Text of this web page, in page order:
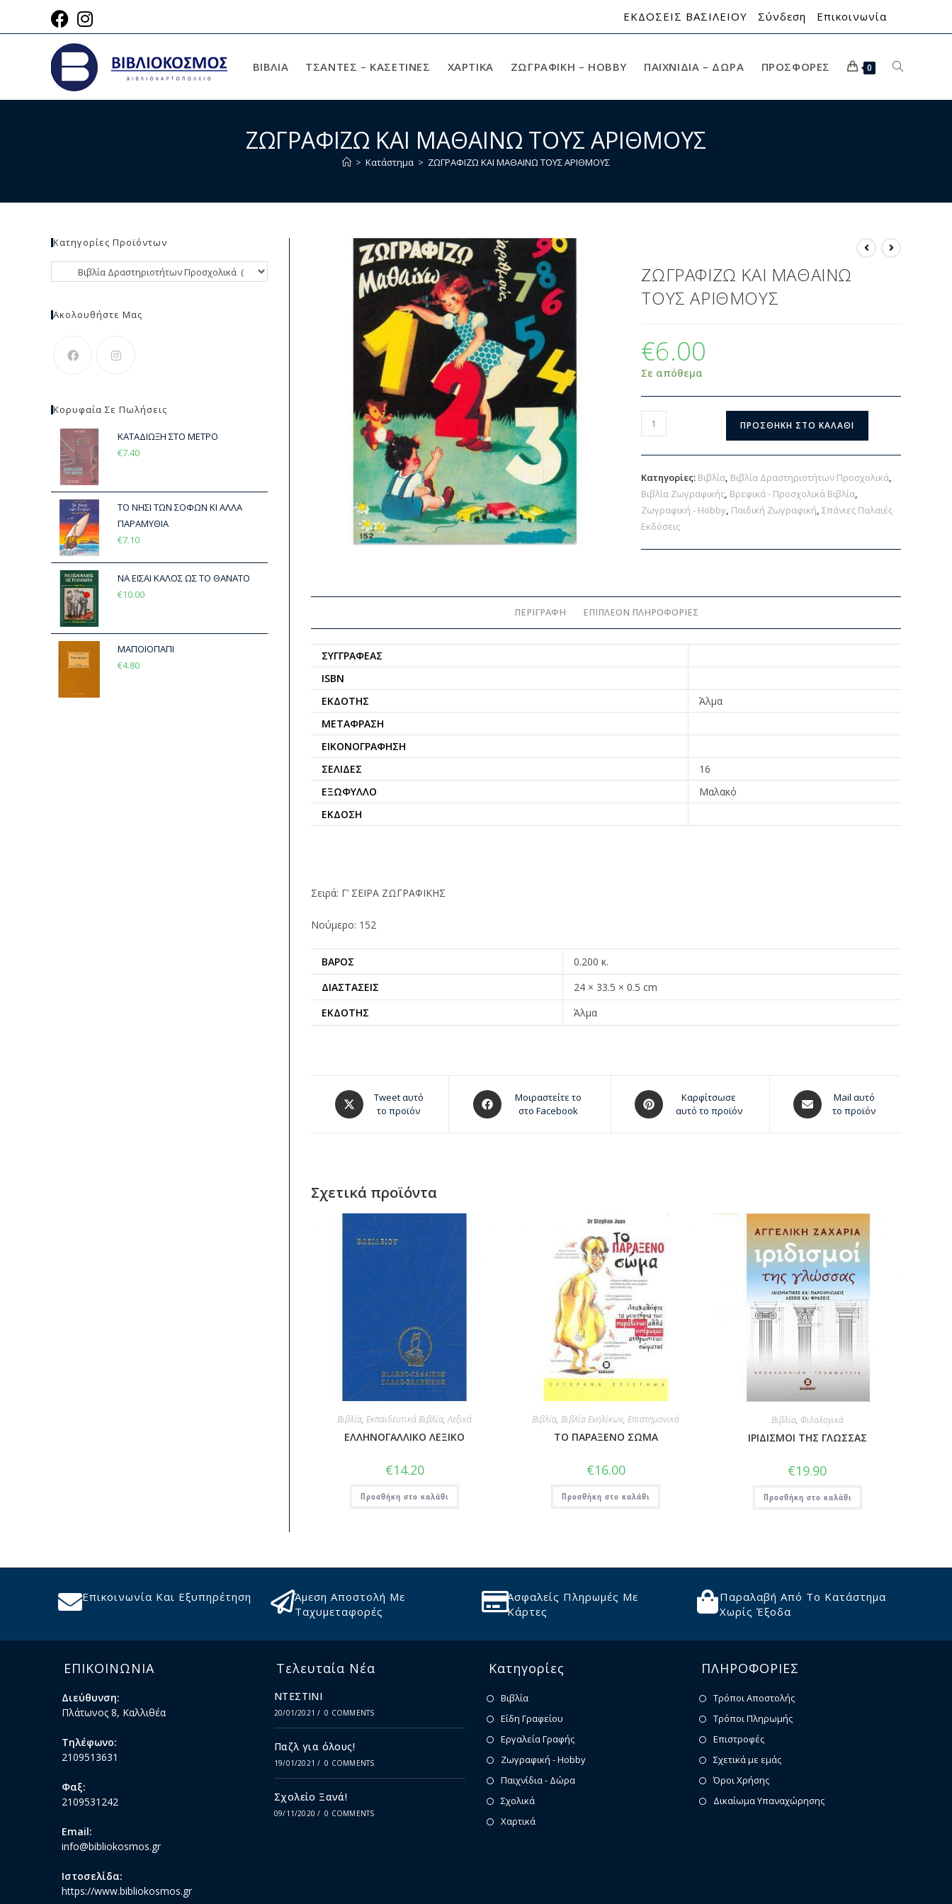
ΕΚΔΟΣΕΙΣ ΒΑΣΙΛΕΙΟΥ Σύνδεση Επικοινωνία
ΒΙΒΛΙΑ ΤΣΑΝΤΕΣ – ΚΑΣΕΤΙΝΕΣ ΧΑΡΤΙΚΆ ΖΩΓΡΑΦΙΚΉ – HOBBY ΠΑΙΧΝΊΔΙΑ – ΔΏΡΑ ΠΡΟΣΦΟΡΈΣ 0
ΖΩΓΡΑΦΙΖΩ ΚΑΙ ΜΑΘΑΙΝΩ ΤΟΥΣ ΑΡΙΘΜΟΥΣ
> Κατάστημα > ΖΩΓΡΑΦΙΖΩ ΚΑΙ ΜΑΘΑΙΝΩ ΤΟΥΣ ΑΡΙΘΜΟΥΣ
ΖΩΓΡΑΦΙΖΩ ΚΑΙ ΜΑΘΑΙΝΩ
ΤΟΥΣ ΑΡΙΘΜΟΥΣ
€6.00
Σε απόθεμα
ΠΡΟΣΘΉΚΗ ΣΤΟ ΚΑΛΆΘΙ
Κατηγορίες: Βιβλία, Βιβλία Δραστηριοτήτων Προσχολικά,
Βιβλία Ζωγραφικής, Βρεφικά - Προσχολικά Βιβλία,
Ζωγραφική - Hobby, Παιδική Ζωγραφική,Σπάνιες Παλαιές
Εκδόσεις
ΠΕΡΙΓΡΑΦΉ ΕΠΙΠΛΈΟΝ ΠΛΗΡΟΦΟΡΊΕΣ
ΣΥΓΓΡΑΦΈΑΣ
ISBN
ΕΚΔΌΤΗΣ
Άλμα
ΜΕΤΆΦΡΑΣΗ
ΕΙΚΟΝΟΓΡΆΦΗΣΗ
ΣΕΛΊΔΕΣ
16
ΕΞΏΦΥΛΛΟ
Μαλακό
ΈΚΔΟΣΗ
Σειρά: Γ’ ΣΕΙΡΑ ΖΩΓΡΑΦΙΚΗΣ
Νούμερο: 152
ΒΆΡΟΣ
0.200 κ.
ΔΙΑΣΤΆΣΕΙΣ
24 × 33.5 × 0.5 cm
ΕΚΔΌΤΗΣ
Άλμα
Tweet αυτό
το προϊόν
Μοιραστείτε το
στο Facebook
Καρφίτσωσε
αυτό το προϊόν
Mail αυτό
το προϊόν
Σχετικά προϊόντα
Βιβλία,Εκπαιδευτικά Βιβλία,Λεξικά
ΕΛΛΗΝΟΓΑΛΛΙΚΟ ΛΕΞΙΚΟ
€14.20
Προσθήκη στο καλάθι
Βιβλία,Βιβλία Ενηλίκων,Επιστημονικά
ΤΟ ΠΑΡΑΞΕΝΟ ΣΩΜΑ
€16.00
Προσθήκη στο καλάθι
Βιβλία, Φιλολογικά
ΙΡΙΔΙΣΜΟΙ ΤΗΣ ΓΛΩΣΣΑΣ
€19.90
Προσθήκη στο καλάθι
Κατηγορίες Προϊόντων
Ακολουθήστε Μας
Κορυφαία Σε Πωλήσεις
ΚΑΤΑΔΙΩΞΗ ΣΤΟ ΜΕΤΡΟ
€7.40
ΤΟ ΝΗΣΙ ΤΩΝ ΣΟΦΩΝ ΚΙ ΑΛΛΑ
ΠΑΡΑΜΥΘΙΑ
€7.10
ΝΑ ΕΙΣΑΙ ΚΑΛΟΣ ΩΣ ΤΟ ΘΑΝΑΤΟ
€10.00
ΜΑΠΟΙΟΠΑΠΙ
€4.80
Επικοινωνία Και Εξυπηρέτηση
Άμεση Αποστολή Με
Ταχυμεταφορές
Ασφαλείς Πληρωμές Με
Κάρτες
Παραλαβή Από Το Κατάστημα
Χωρίς Έξοδα
ΕΠΙΚΟΙΝΩΝΙΑ
Διεύθυνση:
Πλάτωνος 8, Καλλιθέα
Τηλέφωνο:
2109513631
Φαξ:
2109531242
Email:
info@bibliokosmos.gr
Ιστοσελίδα:
https://www.bibliokosmos.gr
Τελευταία Νέα
ΝΤΕΣΤΙΝΙ
20/01/2021 / 0 COMMENTS
Παζλ για όλους!
19/01/2021 / 0 COMMENTS
Σχολείο Ξανά!
09/11/2020 / 0 COMMENTS
Κατηγορίες
Βιβλία
Είδη Γραφείου
Εργαλεία Γραφής
Ζωγραφική - Hobby
Παιχνίδια - Δώρα
Σχολικά
Χαρτικά
ΠΛΗΡΟΦΟΡΙΕΣ
Τρόποι Αποστολής
Τρόποι Πληρωμής
Επιστροφές
Σχετικά με εμάς
Όροι Χρήσης
Δικαίωμα Υπαναχώρησης